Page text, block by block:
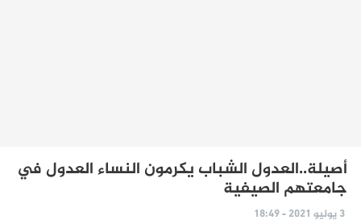
أصيلة..العدول الشباب يكرمون النساء العدول في
جامعتهم الصيفية
3 يوليو 2021 - 18:49